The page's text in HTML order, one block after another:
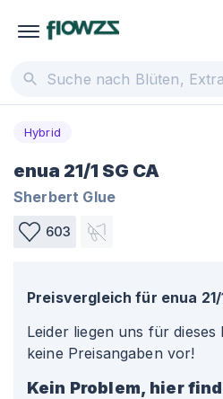
Hybrid
enua 21/1 SG CA
Sherbert Glue
603
Preisvergleich für enua
Leider liegen uns für
keine Preisangaben vor!
Kein Problem, hier